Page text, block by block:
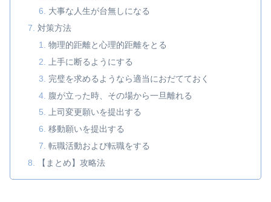
大事な人生が台無しになる
対策方法
物理的距離と心理的距離をとる
上手に断るようにする
完璧を求めるようなら適当におだてておく
腹が立った時、その場から一旦離れる
上司変更願いを提出する
移動願いを提出する
転職活動および転職をする
【まとめ】攻略法